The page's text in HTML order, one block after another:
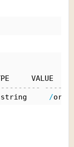
VALUE
string /